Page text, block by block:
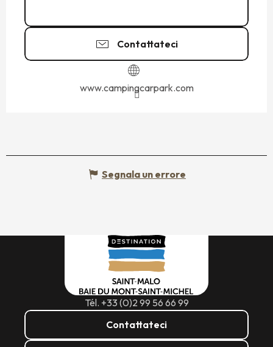
Contattateci
www.campingcarpark.com
Segnala un errore
Tél. +33 (0)2 99 56 66 99
Contattateci